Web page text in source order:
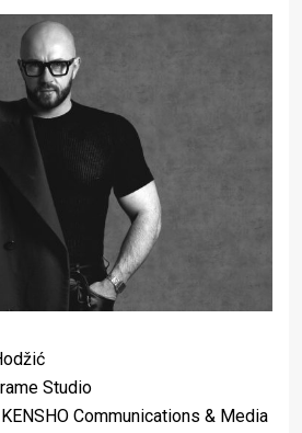
Studio
KENSHO Communications & Media